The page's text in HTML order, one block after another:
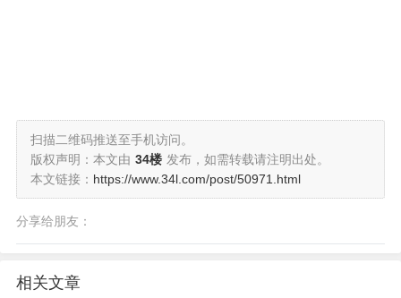
扫描二维码推送至手机访问。
版权声明：本文由 34楼 发布，如需转载请注明出处。
本文链接： https://www.34l.com/post/50971.html
分享给朋友：
相关文章